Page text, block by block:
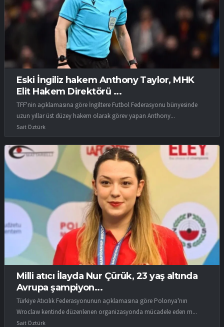
Eski İngiliz hakem Anthony Taylor, MHK
Elit Hakem Direktörü ...
TFF'nin açıklamasına göre İngiltere Futbol Federasyonu bünyesinde
uzun yıllar üst düzey hakem olarak görev yapan Anthony...
Sait Öztürk
Milli atıcı İlayda Nur Çürük, 23 yaş altında
Avrupa şampiyon...
Türkiye Atıcılık Federasyonunun açıklamasına göre Polonya'nın
Wroclaw kentinde düzenlenen organizasyonda mücadele eden m...
Sait Öztürk